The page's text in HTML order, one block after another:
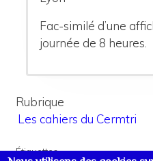
Fac-similé d’une
journée de 8 heures.
Rubrique
Les cahiers du Cermtri
Étiquettes